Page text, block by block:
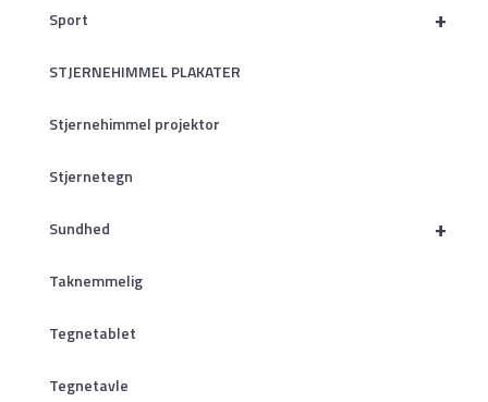
+
Sport
STJERNEHIMMEL PLAKATER
Stjernehimmel projektor
Stjernetegn
+
Sundhed
Taknemmelig
Tegnetablet
Tegnetavle